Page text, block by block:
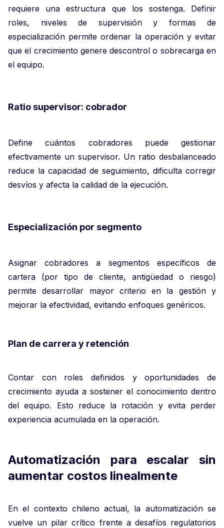
requiere una estructura que los sostenga. Definir
roles, niveles de supervisión y formas de
especialización permite ordenar la operación y evitar
que el crecimiento genere descontrol o sobrecarga en
el equipo.
Ratio supervisor: cobrador
Define cuántos cobradores puede gestionar
efectivamente un supervisor. Un ratio desbalanceado
reduce la capacidad de seguimiento, dificulta corregir
desvíos y afecta la calidad de la ejecución.
Especialización por segmento
Asignar cobradores a segmentos específicos de
cartera (por tipo de cliente, antigüedad o riesgo)
permite desarrollar mayor criterio en la gestión y
mejorar la efectividad, evitando enfoques genéricos.
Plan de carrera y retención
Contar con roles definidos y oportunidades de
crecimiento ayuda a sostener el conocimiento dentro
del equipo. Esto reduce la rotación y evita perder
experiencia acumulada en la operación.
Automatización para escalar sin
aumentar costos linealmente
En el contexto chileno actual, la automatización se
vuelve un pilar crítico frente a desafíos regulatorios